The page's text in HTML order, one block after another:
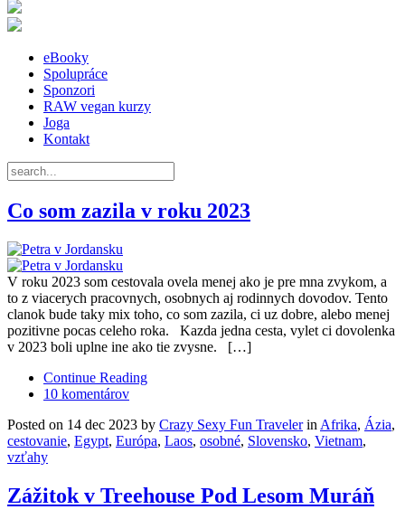
eBooky
Spolupráce
Sponzori
RAW vegan kurzy
Joga
Kontakt
Co som zazila v roku 2023
V roku 2023 som cestovala ovela menej ako je pre mna zvykom, a
to z viacerych pracovnych, osobnych aj rodinnych dovodov. Tento
clanok bude taky mix toho, co som zazila, ci uz dobre, alebo menej
pozitivne pocas celeho roka. Kazda jedna cesta, vylet ci dovolenka
v 2023 boli uplne ine ako tie zvysne. […]
Continue Reading
10 komentárov
Posted on 14 dec 2023 by Crazy Sexy Fun Travelerin Afrika, Ázia,
cestovanie, Egypt, Európa, Laos, osobné, Slovensko, Vietnam,
vzťahy
Zážitok v Treehouse Pod Lesom Muráň